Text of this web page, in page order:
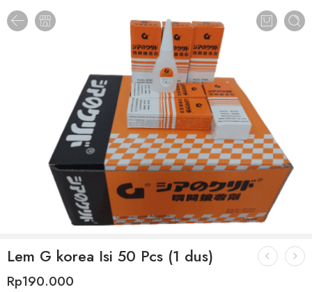
Lem G korea Isi 50 Pcs (1 dus)
Rp190.000